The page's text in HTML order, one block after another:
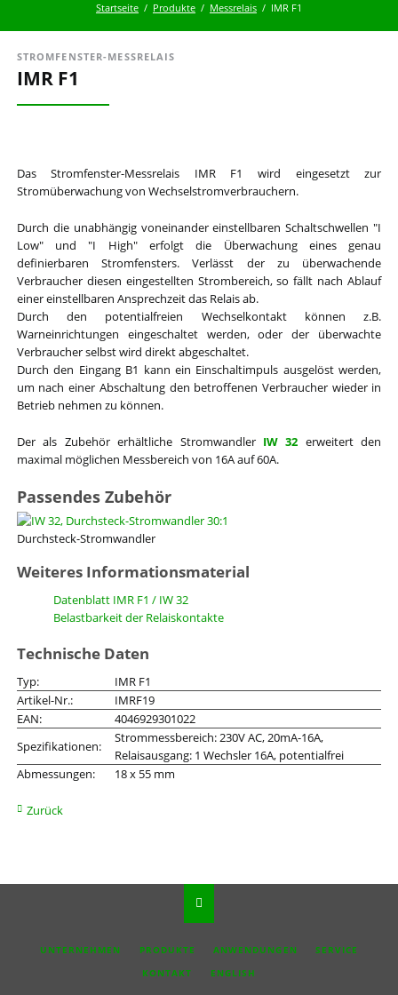
Startseite Produkte Messrelais IMR F1
STROMFENSTER-MESSRELAIS
IMR F1
Das Stromfenster-Messrelais IMR F1 wird eingesetzt zur
Stromüberwachung von Wechselstromverbrauchern.
Durch die unabhängig voneinander einstellbaren Schaltschwellen "I
Low" und "I High" erfolgt die Überwachung eines genau
definierbaren Stromfensters. Verlässt der zu überwachende
Verbraucher diesen eingestellten Strombereich, so fällt nach Ablauf
einer einstellbaren Ansprechzeit das Relais ab.
Durch den potentialfreien Wechselkontakt können z.B.
Warneinrichtungen eingeschaltet werden, oder der überwachte
Verbraucher selbst wird direkt abgeschaltet.
Durch den Eingang B1 kann ein Einschaltimpuls ausgelöst werden,
um nach einer Abschaltung den betroffenen Verbraucher wieder in
Betrieb nehmen zu können.
Der als Zubehör erhältliche Stromwandler IW 32 erweitert den
maximal möglichen Messbereich von 16A auf 60A.
Passendes Zubehör
Durchsteck-Stromwandler
Weiteres Informationsmaterial
Datenblatt IMR F1 / IW 32
Belastbarkeit der Relaiskontakte
Technische Daten
Typ:
IMR F1
Artikel-Nr.:
IMRF19
EAN:
4046929301022
Spezifikationen:
Strommessbereich: 230V AC, 20mA-16A,
Relaisausgang: 1 Wechsler 16A, potentialfrei
Abmessungen:
18 x 55 mm
Zurück
NAVIGATION
UNTERNEHMEN PRODUKTE ANWENDUNGEN
SERVICE
KONTAKT
ENGLISH